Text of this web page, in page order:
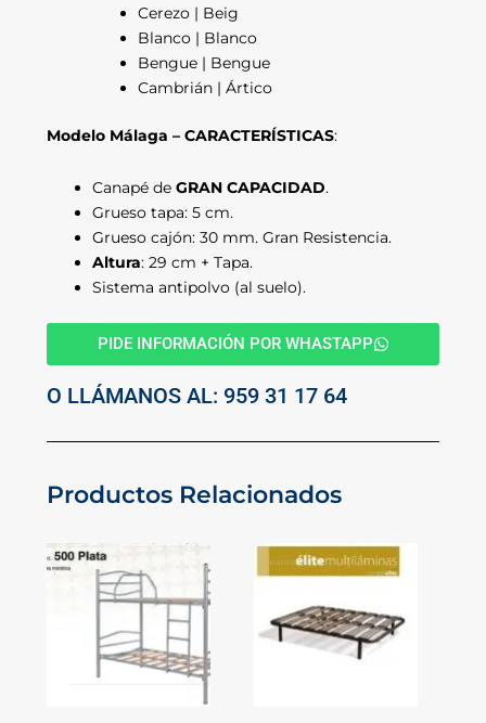
Cerezo | Beig
Blanco | Blanco
Bengue | Bengue
Cambrián | Ártico
Modelo Málaga – CARACTERÍSTICAS:
Canapé de GRAN CAPACIDAD.
Grueso tapa: 5 cm.
Grueso cajón: 30 mm. Gran Resistencia.
Altura: 29 cm + Tapa.
Sistema antipolvo (al suelo).
PIDE INFORMACIÓN POR WHASTAPP
O LLÁMANOS AL: 959 31 17 64
Productos Relacionados